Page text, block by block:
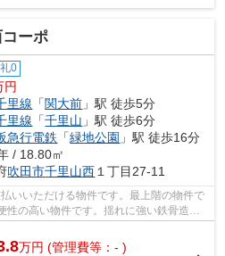
ーポ
礼0
円
里線 「関大前 」駅 徒歩5分
里線 「千里山 」駅 徒歩6分
急行電鉄 「緑地公園 」駅 徒歩16分
/ 18.80㎡
吹田市千里山西 １丁目27-11
いいただける物件です。最上階の物件で
の高い物件です。揺れに強い鉄骨造に
い住...
万円 (管理費等：- )